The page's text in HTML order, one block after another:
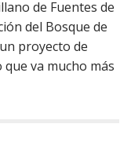
de Fuentes de
del Bosque de
proyecto de
va mucho más